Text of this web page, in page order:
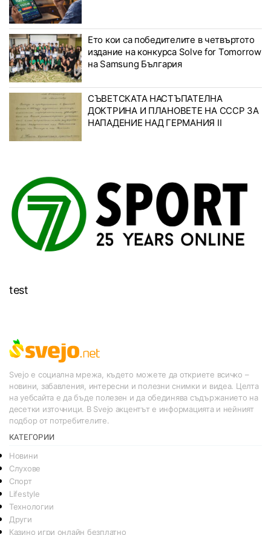
Ето кои са победителите в четвъртото
издание на конкурса Solve for Tomorrow
на Samsung България
СЪВЕТСКАТА НАСТЪПАТЕЛНА
ДОКТРИНА И ПЛАНОВЕТЕ НА СССР ЗА
НАПАДЕНИЕ НАД ГЕРМАНИЯ II
test
Svejo е социална мрежа, където можете да откриете всичко –
новини, забавления, интересни и полезни снимки и видеа. Целта
на уебсайта е да бъде полезен и да обединява съдържанието на
десетки източници. В Svejo акцентът е информацията и нейният
подбор от потребителите.
КАТЕГОРИИ
Новини
Слухове
Спорт
Lifestyle
Технологии
Други
Казино игри онлайн безплатно